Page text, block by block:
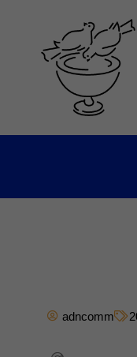
contenu
adncomm